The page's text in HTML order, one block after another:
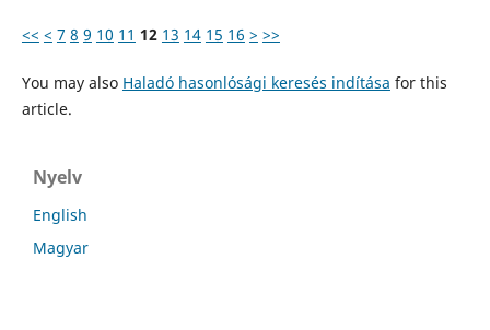
<< < 7 8 9 10 11 12 13 14 15 16 > >>
You may also Haladó hasonlósági keresés indítása for this
article.
Nyelv
English
Magyar